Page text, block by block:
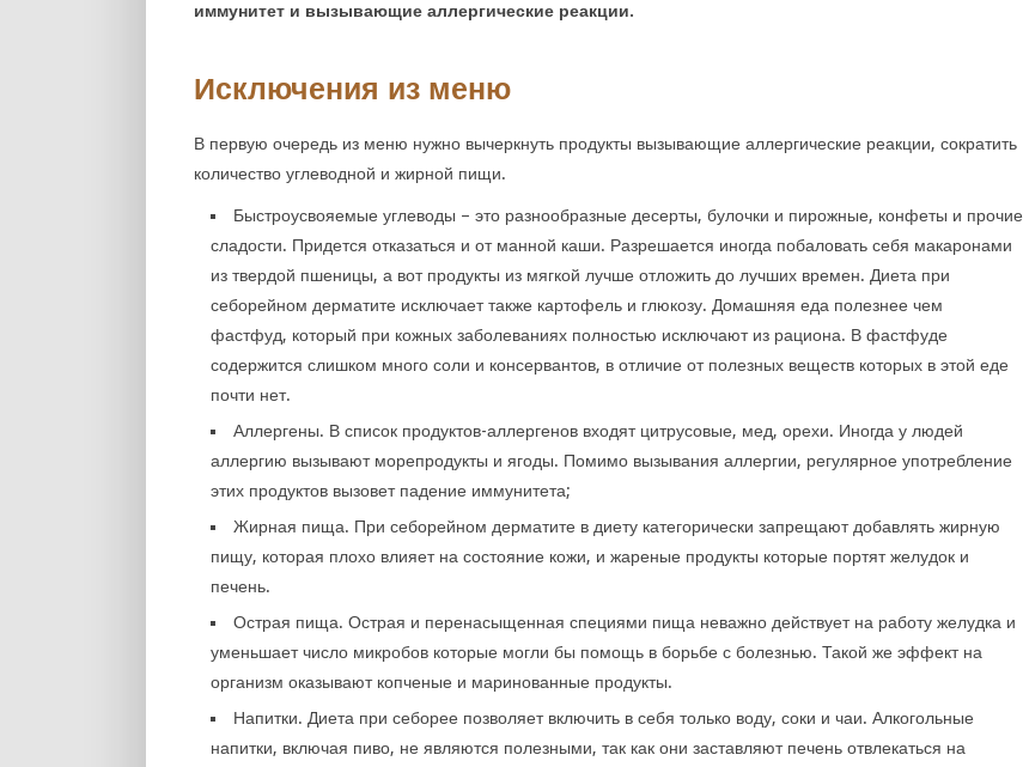
иммунитет и вызывающие аллергические реакции.
Исключения из меню
В первую очередь из меню нужно вычеркнуть продукты вызывающие аллергические реакции, сократить
количество углеводной и жирной пищи.
Быстроусвояемые углеводы – это разнообразные десерты, булочки и пирожные, конфеты и прочие
сладости. Придется отказаться и от манной каши. Разрешается иногда побаловать себя макаронами
из твердой пшеницы, а вот продукты из мягкой лучше отложить до лучших времен. Диета при
себорейном дерматите исключает также картофель и глюкозу. Домашняя еда полезнее чем
фастфуд, который при кожных заболеваниях полностью исключают из рациона. В фастфуде
содержится слишком много соли и консервантов, в отличие от полезных веществ которых в этой еде
почти нет.
Аллергены. В список продуктов-аллергенов входят цитрусовые, мед, орехи. Иногда у людей
аллергию вызывают морепродукты и ягоды. Помимо вызывания аллергии, регулярное употребление
этих продуктов вызовет падение иммунитета;
Жирная пища. При себорейном дерматите в диету категорически запрещают добавлять жирную
пищу, которая плохо влияет на состояние кожи, и жареные продукты которые портят желудок и
печень.
Острая пища. Острая и перенасыщенная специями пища неважно действует на работу желудка и
уменьшает число микробов которые могли бы помощь в борьбе с болезнью. Такой же эффект на
организм оказывают копченые и маринованные продукты.
Напитки. Диета при себорее позволяет включить в себя только воду, соки и чаи. Алкогольные
напитки, включая пиво, не являются полезными, так как они заставляют печень отвлекаться на